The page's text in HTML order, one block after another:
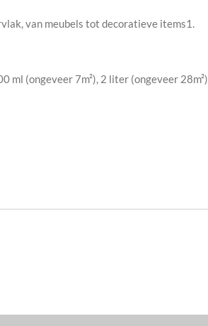
van meubels tot decoratieve items1.
ml (ongeveer 7m²), 2 liter (ongeveer 28m²)